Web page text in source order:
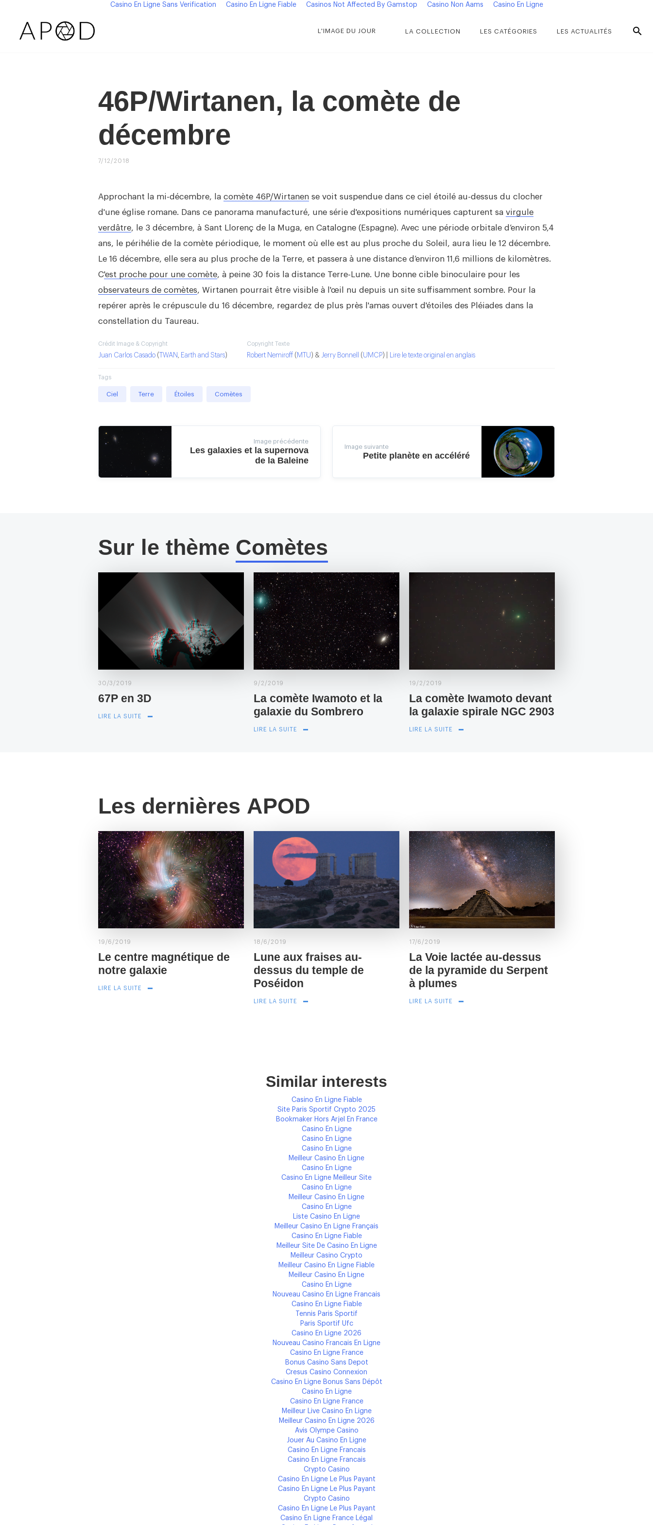
Casino En Ligne Sans Verification Casino En Ligne Fiable Casinos Not Affected By Gamstop Casino Non Aams Casino En Ligne
L'IMAGE DU JOUR LA COLLECTION LES CATÉGORIES LES ACTUALITÉS
46P/Wirtanen, la comète de
décembre
7/12/2018
Approchant la mi-décembre, la comète 46P/Wirtanen se voit suspendue dans ce ciel étoilé au-dessus du clocher
d'une église romane. Dans ce panorama manufacturé, une série d'expositions numériques capturent sa virgule
verdâtre, le 3 décembre, à Sant Llorenç de la Muga, en Catalogne (Espagne). Avec une période orbitale d’environ 5,4
ans, le périhélie de la comète périodique, le moment où elle est au plus proche du Soleil, aura lieu le 12 décembre.
Le 16 décembre, elle sera au plus proche de la Terre, et passera à une distance d’environ 11,6 millions de kilomètres.
C'est proche pour une comète, à peine 30 fois la distance Terre-Lune. Une bonne cible binoculaire pour les
observateurs de comètes, Wirtanen pourrait être visible à l'œil nu depuis un site suffisamment sombre. Pour la
repérer après le crépuscule du 16 décembre, regardez de plus près l'amas ouvert d'étoiles des Pléiades dans la
constellation du Taureau.
Crédit Image & Copyright
Juan Carlos Casado ( TWAN, Earth and Stars)
Copyright Texte
Robert Nemiroff ( MTU ) & Jerry Bonnell ( UMCP) | Lire le texte original en anglais
Tags
Ciel Terre Étoiles Comètes
Image précédente
Les galaxies et la supernova
de la Baleine
Image suivante
Petite planète en accéléré
Sur le thème Comètes
30/3/2019
67P en 3D
LIRE LA SUITE
9/2/2019
La comète Iwamoto et la
galaxie du Sombrero
LIRE LA SUITE
19/2/2019
La comète Iwamoto devant
la galaxie spirale NGC 2903
LIRE LA SUITE
Les dernières APOD
19/6/2019
Le centre magnétique de
notre galaxie
LIRE LA SUITE
18/6/2019
Lune aux fraises au-
dessus du temple de
Poséidon
LIRE LA SUITE
17/6/2019
La Voie lactée au-dessus
de la pyramide du Serpent
à plumes
LIRE LA SUITE
Similar interests
Casino En Ligne Fiable
Site Paris Sportif Crypto 2025
Bookmaker Hors Arjel En France
Casino En Ligne
Casino En Ligne
Casino En Ligne
Meilleur Casino En Ligne
Casino En Ligne
Casino En Ligne Meilleur Site
Casino En Ligne
Meilleur Casino En Ligne
Casino En Ligne
Liste Casino En Ligne
Meilleur Casino En Ligne Français
Casino En Ligne Fiable
Meilleur Site De Casino En Ligne
Meilleur Casino Crypto
Meilleur Casino En Ligne Fiable
Meilleur Casino En Ligne
Casino En Ligne
Nouveau Casino En Ligne Francais
Casino En Ligne Fiable
Tennis Paris Sportif
Paris Sportif Ufc
Casino En Ligne 2026
Nouveau Casino Francais En Ligne
Casino En Ligne France
Bonus Casino Sans Depot
Cresus Casino Connexion
Casino En Ligne Bonus Sans Dépôt
Casino En Ligne
Casino En Ligne France
Meilleur Live Casino En Ligne
Meilleur Casino En Ligne 2026
Avis Olympe Casino
Jouer Au Casino En Ligne
Casino En Ligne Francais
Casino En Ligne Francais
Crypto Casino
Casino En Ligne Le Plus Payant
Casino En Ligne Le Plus Payant
Crypto Casino
Casino En Ligne Le Plus Payant
Casino En Ligne France Légal